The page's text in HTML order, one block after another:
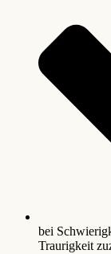
bei
Traurigkeit